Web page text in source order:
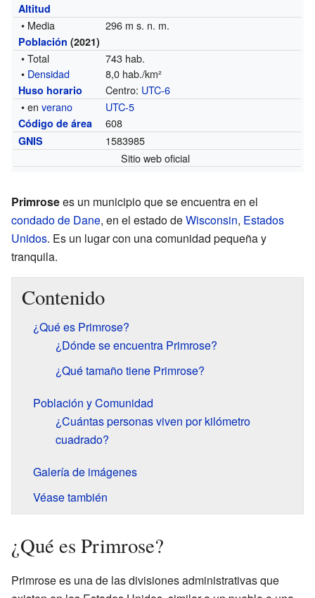
Altitud
• Media 296 m s. n. m.
Población (2021)
• Total
743 hab.
• Densidad 8,0 hab./km²
Huso horario Centro: UTC-6
• enverano UTC-5
Código de área 608
GNIS
1583985
Sitio web oficial
Primrosees un municipio que se encuentra en el
condado de Dane, en el estado deWisconsin, Estados
Unidos. Es un lugar con una comunidad pequeña y
tranquila.
Contenido
¿Qué es Primrose?
¿Dónde se encuentra Primrose?
¿Qué tamaño tiene Primrose?
Población y Comunidad
¿Cuántas personas viven por kilómetro
cuadrado?
Galería de imágenes
Véase también
¿Qué es Primrose?
Primrose es una de las divisiones administrativas que